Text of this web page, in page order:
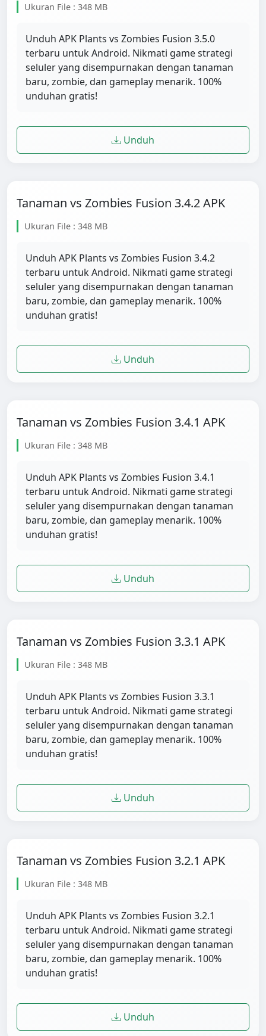
Ukuran File : 348 MB
Unduh APK Plants vs Zombies Fusion 3.5.0
terbaru untuk Android. Nikmati game strategi
seluler yang disempurnakan dengan tanaman
baru, zombie, dan gameplay menarik. 100%
unduhan gratis!
Unduh
Tanaman vs Zombies Fusion 3.4.2 APK
Ukuran File : 348 MB
Unduh APK Plants vs Zombies Fusion 3.4.2
terbaru untuk Android. Nikmati game strategi
seluler yang disempurnakan dengan tanaman
baru, zombie, dan gameplay menarik. 100%
unduhan gratis!
Unduh
Tanaman vs Zombies Fusion 3.4.1 APK
Ukuran File : 348 MB
Unduh APK Plants vs Zombies Fusion 3.4.1
terbaru untuk Android. Nikmati game strategi
seluler yang disempurnakan dengan tanaman
baru, zombie, dan gameplay menarik. 100%
unduhan gratis!
Unduh
Tanaman vs Zombies Fusion 3.3.1 APK
Ukuran File : 348 MB
Unduh APK Plants vs Zombies Fusion 3.3.1
terbaru untuk Android. Nikmati game strategi
seluler yang disempurnakan dengan tanaman
baru, zombie, dan gameplay menarik. 100%
unduhan gratis!
Unduh
Tanaman vs Zombies Fusion 3.2.1 APK
Ukuran File : 348 MB
Unduh APK Plants vs Zombies Fusion 3.2.1
terbaru untuk Android. Nikmati game strategi
seluler yang disempurnakan dengan tanaman
baru, zombie, dan gameplay menarik. 100%
unduhan gratis!
Unduh